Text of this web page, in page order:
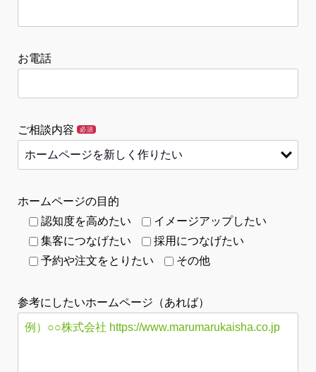
お電話
ご相談内容 必須
ホームページの目的
認知度を高めたい
イメージアップしたい
集客につなげたい
採用につなげたい
予約や注文をとりたい
その他
参考にしたいホームページ（あれば）